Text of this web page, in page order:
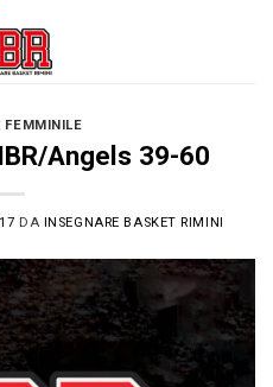
FEMMINILE
Angels 39-60
DA INSEGNARE BASKET RIMINI